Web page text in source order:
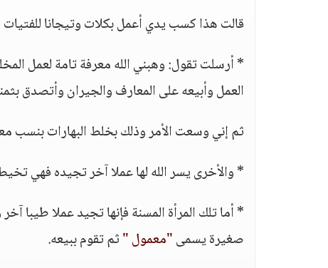
قالت هذا كسب يدي أعمل بكلات وتيجانا للفتيات
* أرسلت تقول: وهبني الله معرفة تامة لعمل
العمل وأبيعه على المعارف والجيران وأتصدق
ثم إني وسعت الأمر وذلك بخلط البهارات بنسب
* والأخرى يسر الله لها عملا آخر تجيده فهي
* أما تلك المرأة المسنة فإنها تجيد عملا
صغيرة يسمى"معمول "ثم تقوم ببيعه.